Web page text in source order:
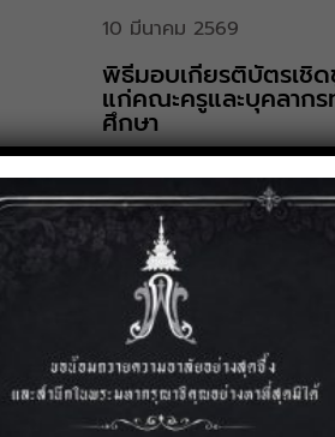
10 มีนาคม 2569
พิธีมอบเกียรติบัตรเชิด
แก่คณะครูและบุคลากร
ศึกษา